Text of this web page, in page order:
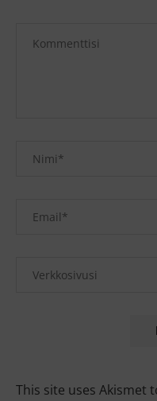
This site uses Akismet